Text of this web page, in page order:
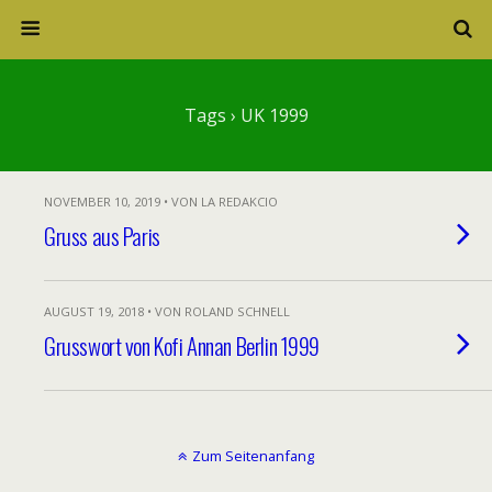
Tags › UK 1999
NOVEMBER 10, 2019 • VON LA REDAKCIO
Gruss aus Paris
AUGUST 19, 2018 • VON ROLAND SCHNELL
Grusswort von Kofi Annan Berlin 1999
Zum Seitenanfang